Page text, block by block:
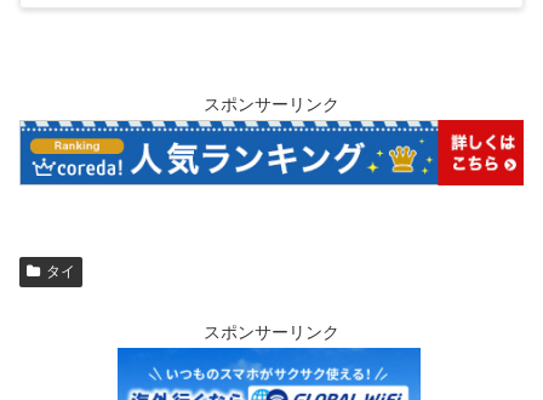
スポンサーリンク
タイ
スポンサーリンク